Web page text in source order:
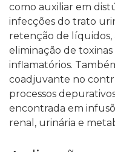
como auxiliar em
infecções do trato
retenção de
eliminação de
inflamatórios.
coadjuvante no
processos
encontrada em
renal, urinária e